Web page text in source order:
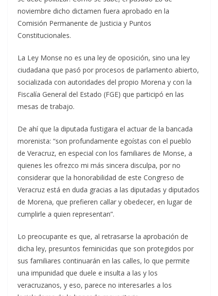
noviembre dicho dictamen fuera aprobado en la
Comisión Permanente de Justicia y Puntos
Constitucionales.
La Ley Monse no es una ley de oposición, sino una ley
ciudadana que pasó por procesos de parlamento abierto,
socializada con autoridades del propio Morena y con la
Fiscalía General del Estado (FGE) que participó en las
mesas de trabajo.
De ahí que la diputada fustigara el actuar de la bancada
morenista: “son profundamente egoístas con el pueblo
de Veracruz, en especial con los familiares de Monse, a
quienes les ofrezco mi más sincera disculpa, por no
considerar que la honorabilidad de este Congreso de
Veracruz está en duda gracias a las diputadas y diputados
de Morena, que prefieren callar y obedecer, en lugar de
cumplirle a quien representan”.
Lo preocupante es que, al retrasarse la aprobación de
dicha ley, presuntos feminicidas que son protegidos por
sus familiares continuarán en las calles, lo que permite
una impunidad que duele e insulta a las y los
veracruzanos, y eso, parece no interesarles a los